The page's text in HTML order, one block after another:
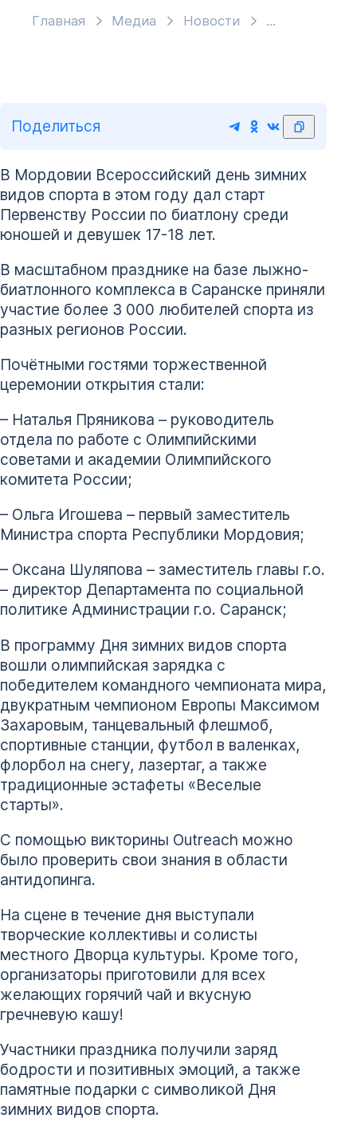
Главная Медиа Новости
Поделиться
В Мордовии Всероссийский день зимних
видов спорта в этом году дал старт
Первенству России по биатлону среди
юношей и девушек 17-18 лет.
В масштабном празднике на базе лыжно-
биатлонного комплекса в Саранске приняли
участие более 3 000 любителей спорта из
разных регионов России.
Почётными гостями торжественной
церемонии открытия стали:
– Наталья Пряникова – руководитель
отдела по работе с Олимпийскими
советами и академии Олимпийского
комитета России;
– Ольга Игошева – первый заместитель
Министра спорта Республики Мордовия;
– Оксана Шуляпова – заместитель главы г.о.
– директор Департамента по социальной
политике Администрации г.о. Саранск;
В программу Дня зимних видов спорта
вошли олимпийская зарядка с
победителем командного чемпионата мира,
двукратным чемпионом Европы Максимом
Захаровым, танцевальный флешмоб,
спортивные станции, футбол в валенках,
флорбол на снегу, лазертаг, а также
традиционные эстафеты «Веселые
старты».
С помощью викторины Outreach можно
было проверить свои знания в области
антидопинга.
На сцене в течение дня выступали
творческие коллективы и солисты
местного Дворца культуры. Кроме того,
организаторы приготовили для всех
желающих горячий чай и вкусную
гречневую кашу!
Участники праздника получили заряд
бодрости и позитивных эмоций, а также
памятные подарки с символикой Дня
зимних видов спорта.